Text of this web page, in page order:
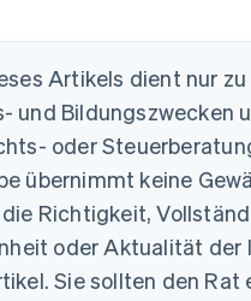
Artikels dient nur
und Bildungszwecken
oder
übernimmt keine
Richtigkeit,
oder Aktualität der
Sie sollten den Rat
Français Deutsch English